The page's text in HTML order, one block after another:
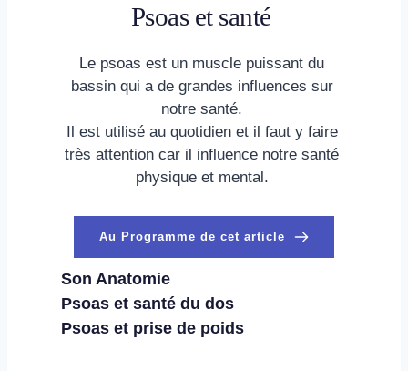
Psoas et santé
Le psoas est un muscle puissant du
bassin qui a de grandes influences sur
notre santé.
Il est utilisé au quotidien et il faut y faire
très attention car il influence notre santé
physique et mental.
Au Programme de cet article
Son Anatomie
Psoas et santé du dos
Psoas et prise de poids